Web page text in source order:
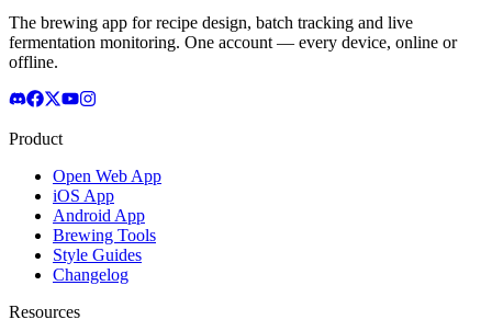
The brewing app for recipe design, batch tracking and live
fermentation monitoring. One account — every device, online or
offline.
Product
Open Web App
iOS App
Android App
Brewing Tools
Style Guides
Changelog
Resources